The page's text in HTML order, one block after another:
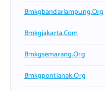
Bmkgbandarlampung.org
Bmkgjakarta.com
Bmkgsemarang.org
Bmkgpontianak.org